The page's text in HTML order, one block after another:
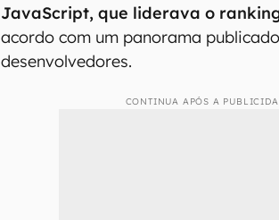
JavaScript, que liderava o
acordo com um panorama
desenvolvedores.
CONTINUA APÓS A